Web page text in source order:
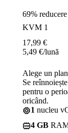
69% reducere
KVM 1
17,99 €
5,49 €/lună
Alege un plan
Se
pentru o
oricând.
1 nucleu
4 GB